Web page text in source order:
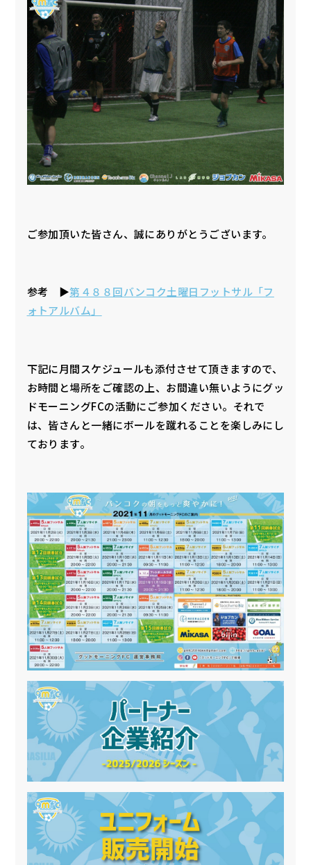
ご参加頂いた皆さん、誠にありがとうございます。
参考 ▶第４８８回バンコク土曜日フットサル「フ
ォトアルバム」
下記に月間スケジュールも添付させて頂きますので、
お時間と場所をご確認の上、お間違い無いようにグッ
ドモーニングFCの活動にご参加ください。それで
は、皆さんと一緒にボールを蹴れることを楽しみにし
ております。